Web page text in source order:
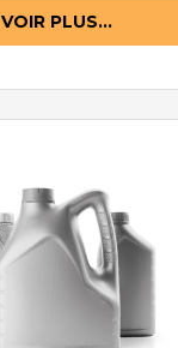
VOIR PLUS...